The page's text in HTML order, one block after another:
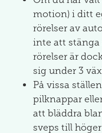
motion) i ditt
rörelser av
inte att stänga
rörelser är
sig under 3
På vissa
pilknappar
att bläddra
sveps till